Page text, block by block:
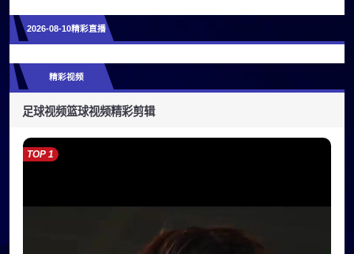
2026-08-10精彩直播
精彩视频
足球视频篮球视频精彩剪辑
TOP 1